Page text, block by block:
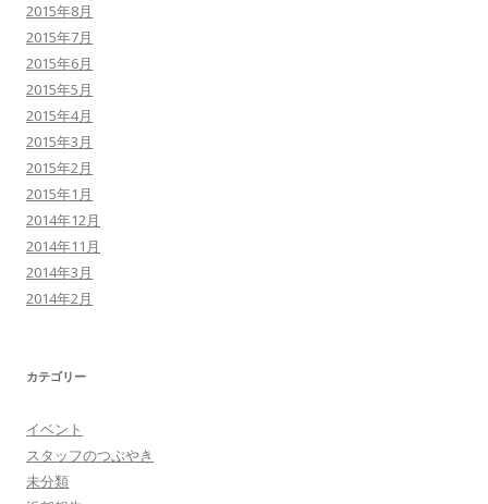
2015年8月
2015年7月
2015年6月
2015年5月
2015年4月
2015年3月
2015年2月
2015年1月
2014年12月
2014年11月
2014年3月
2014年2月
カテゴリー
イベント
スタッフのつぶやき
未分類